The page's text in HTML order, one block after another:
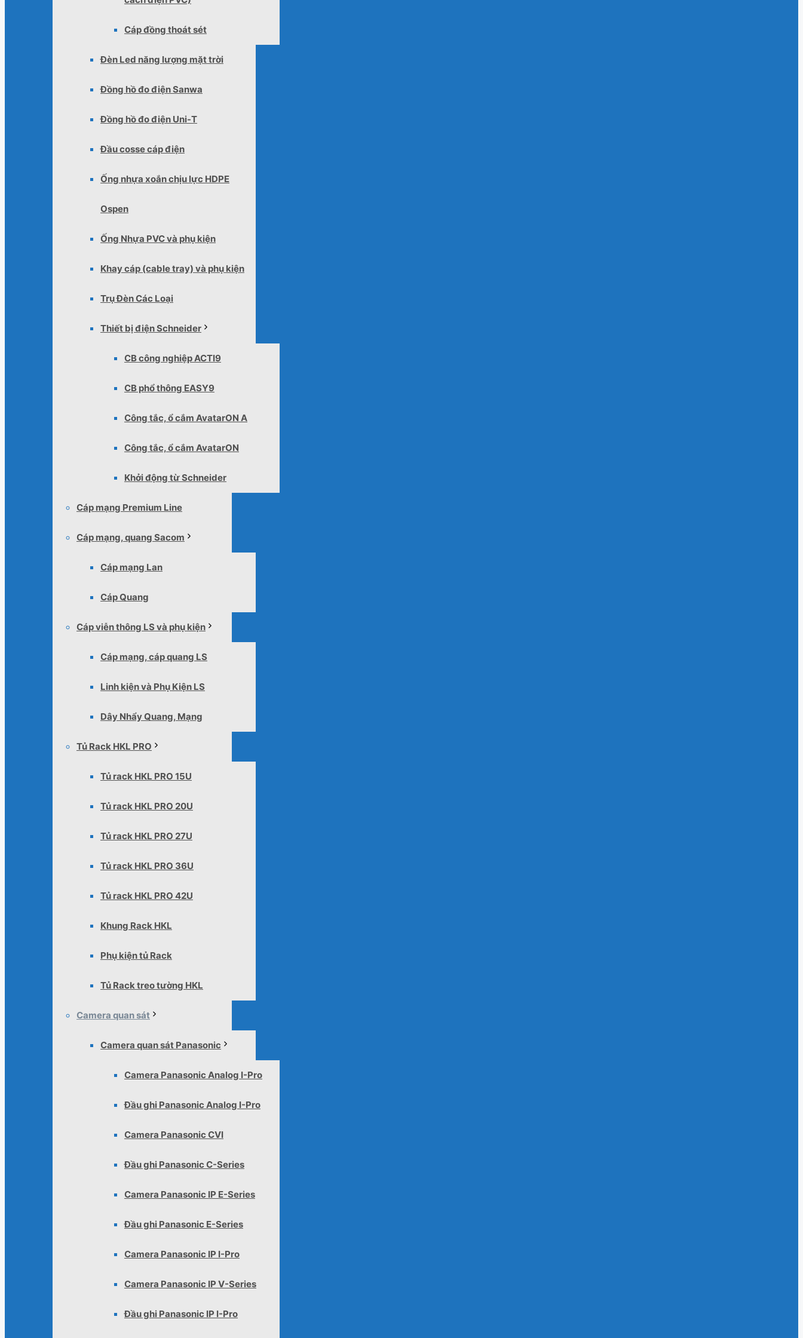
Cáp đồng thoát sét
Đèn Led năng lượng mặt trời
Đồng hồ đo điện Sanwa
Đồng hồ đo điện Uni-T
Đầu cosse cáp điện
Ống nhựa xoắn chịu lực HDPE
Ospen
Ống Nhựa PVC và phụ kiện
Khay cáp (cable tray) và phụ kiện
Trụ Đèn Các Loại
Thiết bị điện Schneider
CB công nghiệp ACTI9
CB phổ thông EASY9
Công tắc, ổ cắm AvatarON A
Công tắc, ổ cắm AvatarON
Khởi động từ Schneider
Cáp mạng Premium Line
Cáp mạng, quang Sacom
Cáp mạng Lan
Cáp Quang
Cáp viễn thông LS và phụ kiện
Cáp mạng, cáp quang LS
Linh kiện và Phụ Kiện LS
Dây Nhẩy Quang, Mạng
Tủ Rack HKL PRO
Tủ rack HKL PRO 15U
Tủ rack HKL PRO 20U
Tủ rack HKL PRO 27U
Tủ rack HKL PRO 36U
Tủ rack HKL PRO 42U
Khung Rack HKL
Phụ kiện tủ Rack
Tủ Rack treo tường HKL
Camera quan sát
Camera quan sát Panasonic
Camera Panasonic Analog I-Pro
Đầu ghi Panasonic Analog I-Pro
Camera Panasonic CVI
Đầu ghi Panasonic C-Series
Camera Panasonic IP E-Series
Đầu ghi Panasonic E-Series
Camera Panasonic IP I-Pro
Camera Panasonic IP V-Series
Đầu ghi Panasonic IP I-Pro